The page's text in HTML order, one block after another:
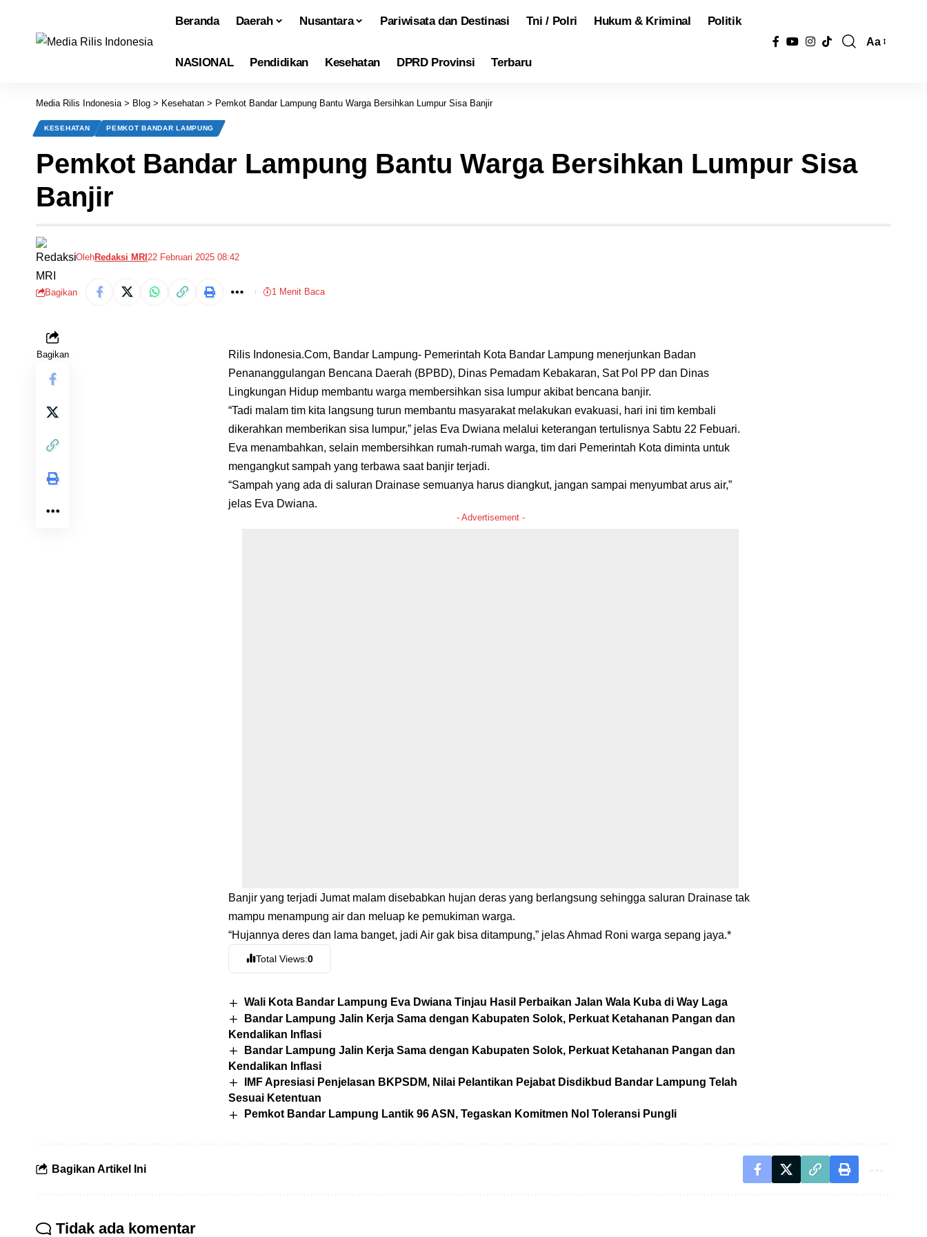
Beranda Daerah Nusantara Pariwisata dan Destinasi Tni / Polri Hukum & Kriminal Politik
NASIONAL Pendidikan Kesehatan DPRD Provinsi Terbaru
Aa
Media Rilis Indonesia> Blog > Kesehatan > Pemkot Bandar Lampung Bantu Warga Bersihkan Lumpur Sisa Banjir
KESEHATAN PEMKOT BANDAR LAMPUNG
Pemkot Bandar Lampung Bantu Warga Bersihkan Lumpur Sisa
Banjir
OlehRedaksi MRI22 Februari 2025 08:42
Bagikan 1 Menit Baca
Bagikan
Rilis Indonesia.Com, Bandar Lampung- Pemerintah Kota Bandar Lampung menerjunkan Badan
Penananggulangan Bencana Daerah (BPBD), Dinas Pemadam Kebakaran, Sat Pol PP dan Dinas
Lingkungan Hidup membantu warga membersihkan sisa lumpur akibat bencana banjir.
“Tadi malam tim kita langsung turun membantu masyarakat melakukan evakuasi, hari ini tim kembali
dikerahkan memberikan sisa lumpur,” jelas Eva Dwiana melalui keterangan tertulisnya Sabtu 22 Febuari.
Eva menambahkan, selain membersihkan rumah-rumah warga, tim dari Pemerintah Kota diminta untuk
mengangkut sampah yang terbawa saat banjir terjadi.
“Sampah yang ada di saluran Drainase semuanya harus diangkut, jangan sampai menyumbat arus air,”
jelas Eva Dwiana.
- Advertisement -
Banjir yang terjadi Jumat malam disebabkan hujan deras yang berlangsung sehingga saluran Drainase tak
mampu menampung air dan meluap ke pemukiman warga.
“Hujannya deres dan lama banget, jadi Air gak bisa ditampung,” jelas Ahmad Roni warga sepang jaya.*
Total Views:0
Wali Kota Bandar Lampung Eva Dwiana Tinjau Hasil Perbaikan Jalan Wala Kuba di Way Laga
Bandar Lampung Jalin Kerja Sama dengan Kabupaten Solok, Perkuat Ketahanan Pangan dan
Kendalikan Inflasi
Bandar Lampung Jalin Kerja Sama dengan Kabupaten Solok, Perkuat Ketahanan Pangan dan
Kendalikan Inflasi
IMF Apresiasi Penjelasan BKPSDM, Nilai Pelantikan Pejabat Disdikbud Bandar Lampung Telah
Sesuai Ketentuan
Pemkot Bandar Lampung Lantik 96 ASN, Tegaskan Komitmen Nol Toleransi Pungli
Bagikan Artikel Ini
Tidak ada komentar